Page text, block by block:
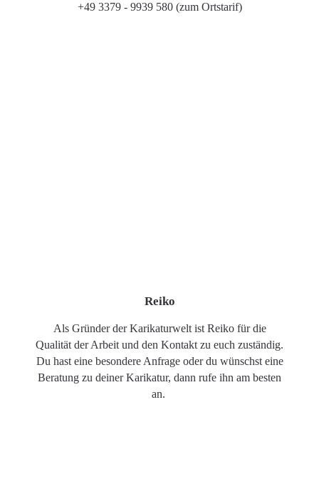
+49 3379 - 9939 580 (zum Ortstarif)
Reiko
Als Gründer der Karikaturwelt ist Reiko für die
Qualität der Arbeit und den Kontakt zu euch zuständig.
Du hast eine besondere Anfrage oder du wünschst eine
Beratung zu deiner Karikatur, dann rufe ihn am besten
an.